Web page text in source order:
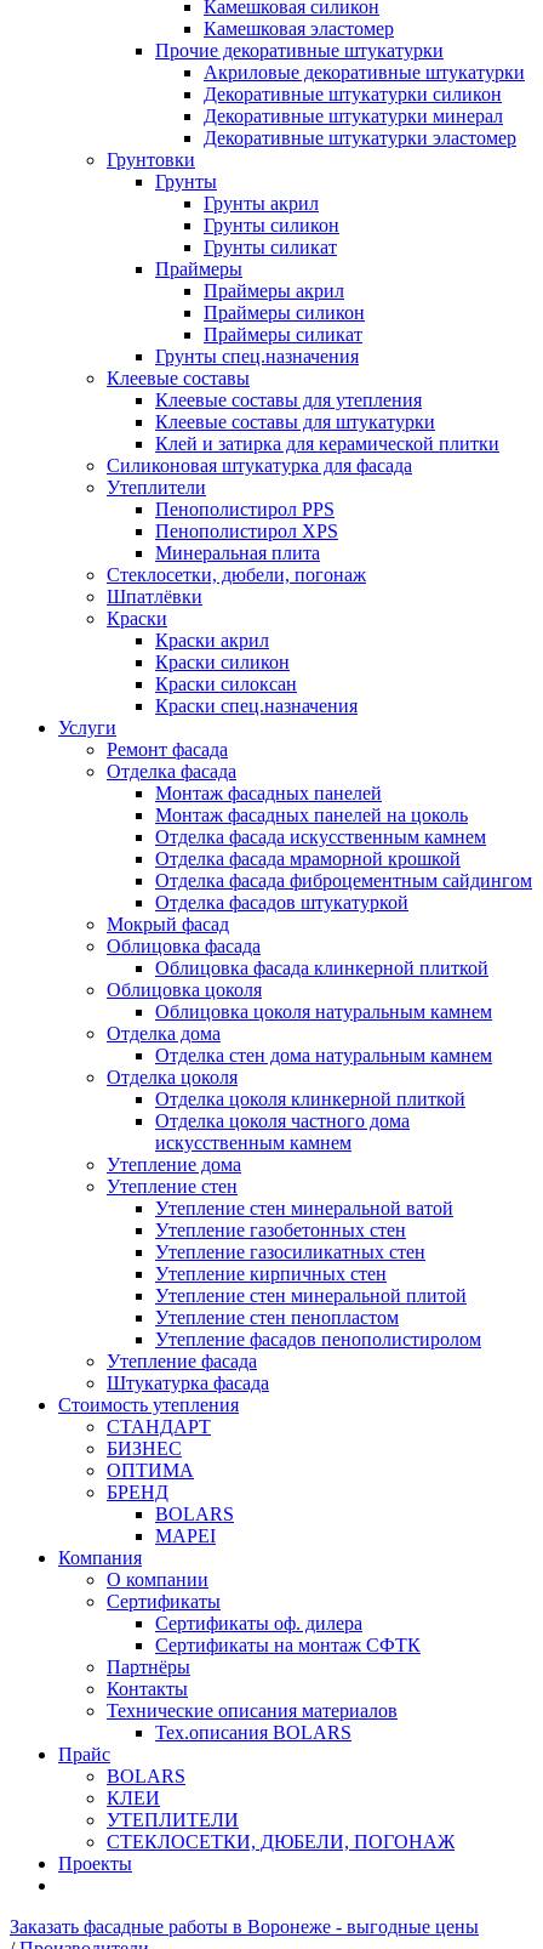
Камешковая силикон
Камешковая эластомер
Прочие декоративные штукатурки
Акриловые декоративные штукатурки
Декоративные штукатурки силикон
Декоративные штукатурки минерал
Декоративные штукатурки эластомер
Грунтовки
Грунты
Грунты акрил
Грунты силикон
Грунты силикат
Праймеры
Праймеры акрил
Праймеры силикон
Праймеры силикат
Грунты спец.назначения
Клеевые составы
Клеевые составы для утепления
Клеевые составы для штукатурки
Клей и затирка для керамической плитки
Силиконовая штукатурка для фасада
Утеплители
Пенополистирол PPS
Пенополистирол XPS
Минеральная плита
Стеклосетки, дюбели, погонаж
Шпатлёвки
Краски
Краски акрил
Краски силикон
Краски силоксан
Краски спец.назначения
Услуги
Ремонт фасада
Отделка фасада
Монтаж фасадных панелей
Монтаж фасадных панелей на цоколь
Отделка фасада искусственным камнем
Отделка фасада мраморной крошкой
Отделка фасада фиброцементным сайдингом
Отделка фасадов штукатуркой
Мокрый фасад
Облицовка фасада
Облицовка фасада клинкерной плиткой
Облицовка цоколя
Облицовка цоколя натуральным камнем
Отделка дома
Отделка стен дома натуральным камнем
Отделка цоколя
Отделка цоколя клинкерной плиткой
Отделка цоколя частного дома
искусственным камнем
Утепление дома
Утепление стен
Утепление стен минеральной ватой
Утепление газобетонных стен
Утепление газосиликатных стен
Утепление кирпичных стен
Утепление стен минеральной плитой
Утепление стен пенопластом
Утепление фасадов пенополистиролом
Утепление фасада
Штукатурка фасада
Стоимость утепления
СТАНДАРТ
БИЗНЕС
ОПТИМА
БРЕНД
BOLARS
MAPEI
Компания
О компании
Сертификаты
Сертификаты оф. дилера
Сертификаты на монтаж СФТК
Партнёры
Контакты
Технические описания материалов
Тех.описания BOLARS
Прайс
BOLARS
КЛЕИ
УТЕПЛИТЕЛИ
СТЕКЛОСЕТКИ, ДЮБЕЛИ, ПОГОНАЖ
Проекты
Заказать фасадные работы в Воронеже - выгодные цены